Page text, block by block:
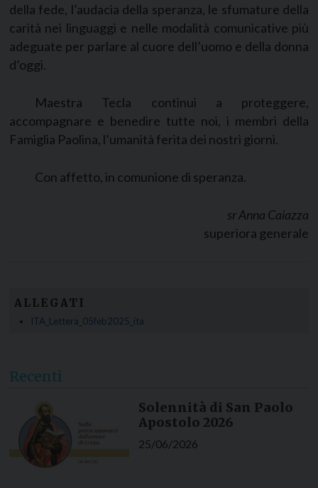
della fede, l’audacia della speranza, le sfumature della
carità nei linguaggi e nelle modalità comunicative più
adeguate per parlare al cuore dell’uomo e della donna
d’oggi.
Maestra Tecla continui a proteggere,
accompagnare e benedire tutte noi, i membri della
Famiglia Paolina, l’umanità ferita dei nostri giorni.
Con affetto, in comunione di speranza.
sr Anna Caiazza
superiora generale
ALLEGATI
ITA_Lettera_05feb2025_ita
Recenti
Solennità di San Paolo
Apostolo 2026
25/06/2026